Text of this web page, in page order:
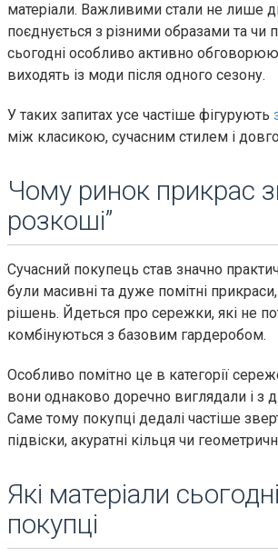
матеріали. Важливими стали не лише
поєднується з різними образами та чи
сьогодні особливо активно
виходять із моди після одного сезону.
У таких запитах усе частіше фігурують
між класикою, сучасним стилем і
Чому ринок прикрас
розкоші”
Сучасний покупець став значно
були масивні та дуже помітні
рішень. Йдеться про сережки, які не
комбінуються з базовим гардеробом.
Особливо помітно це в категорії
вони однаково доречно виглядали і з
Саме тому покупці дедалі частіше
підвіски, акуратні кільця чи
Які матеріали
покупці